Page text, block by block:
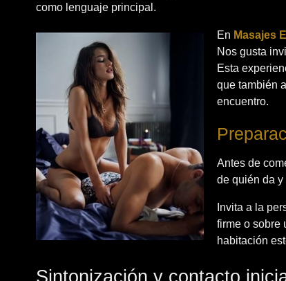
como lenguaje principal.
En Masajes
Nos gusta
Esta
que también
encuentro.
Antes de
de quién da
Invita a la
firme o sobre
habitación